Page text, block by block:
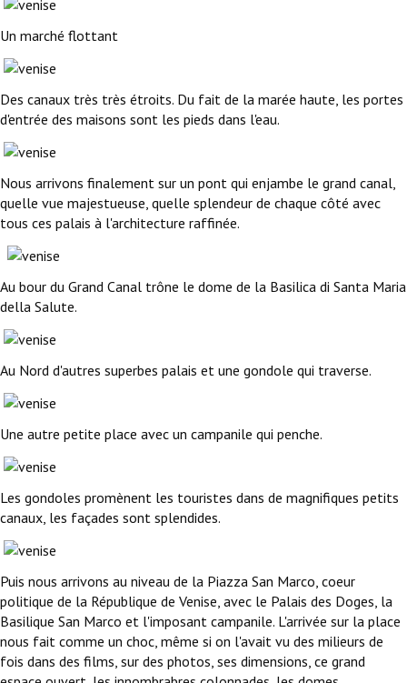
Un marché flottant
Des canaux très très étroits. Du fait de la marée haute, les portes
d'entrée des maisons sont les pieds dans l'eau.
Nous arrivons finalement sur un pont qui enjambe le grand canal,
quelle vue majestueuse, quelle splendeur de chaque côté avec
tous ces palais à l'architecture raffinée.
Au bour du Grand Canal trône le dome de la Basilica di Santa Maria
della Salute.
Au Nord d'autres superbes palais et une gondole qui traverse.
Une autre petite place avec un campanile qui penche.
Les gondoles promènent les touristes dans de magnifiques petits
canaux, les façades sont splendides.
Puis nous arrivons au niveau de la Piazza San Marco, coeur
politique de la République de Venise, avec le Palais des Doges, la
Basilique San Marco et l'imposant campanile. L'arrivée sur la place
nous fait comme un choc, même si on l'avait vu des milieurs de
fois dans des films, sur des photos, ses dimensions, ce grand